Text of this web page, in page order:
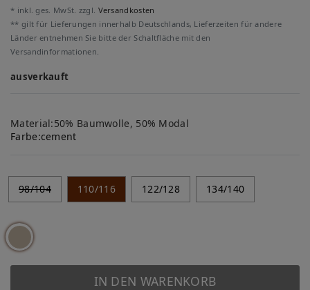
* inkl. ges. MwSt. zzgl. Versandkosten
** gilt für Lieferungen innerhalb Deutschlands, Lieferzeiten für andere
Länder entnehmen Sie bitte der Schaltfläche mit den
Versandinformationen.
ausverkauft
Material:50% Baumwolle, 50% Modal
Farbe:cement
98/104 110/116 122/128 134/140
IN DEN WARENKORB